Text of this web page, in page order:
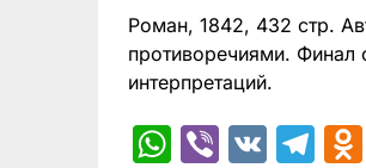
Роман, 1842, 432 стр.
противоречиями. Финал
интерпретаций.
WhatsApp
Viber
VK